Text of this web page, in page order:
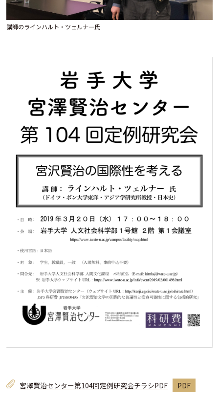
講師のラインハルト・ツェルナー氏
宮澤賢治センター第104回定例研究会チラシPDF